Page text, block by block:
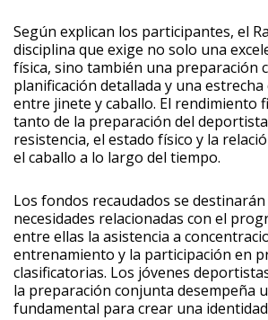
Según explican los participantes, el
disciplina que exige no solo una
física, sino también una preparación
planificación detallada y una
entre jinete y caballo. El rendimiento
tanto de la preparación del
resistencia, el estado físico y la
el caballo a lo largo del tiempo.
Los fondos recaudados se
necesidades relacionadas con el
entre ellas la asistencia a
entrenamiento y la participación en
clasificatorias. Los jóvenes
la preparación conjunta desempeña
fundamental para crear una